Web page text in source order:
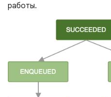
работы.